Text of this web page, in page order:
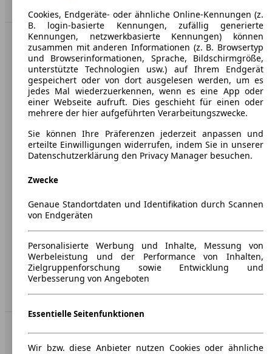
AutoScout24: Europaweit der größte Online-Automarkt.
Unternehmen
Über AutoScout24
Karriere
Datenschutz
Impressum
Erklärung zur Barrierefreiheit
Service
Händler
Cookies, Endgeräte- oder ähnliche Online-Kennungen (z.
B. login-basierte Kennungen, zufällig generierte
Kennungen, netzwerkbasierte Kennungen) können
zusammen mit anderen Informationen (z. B. Browsertyp
und Browserinformationen, Sprache, Bildschirmgröße,
unterstützte Technologien usw.) auf Ihrem Endgerät
gespeichert oder von dort ausgelesen werden, um es
jedes Mal wiederzuerkennen, wenn es eine App oder
einer Webseite aufruft. Dies geschieht für einen oder
mehrere der hier aufgeführten Verarbeitungszwecke.
Sie können Ihre Präferenzen jederzeit anpassen und
erteilte Einwilligungen widerrufen, indem Sie in unserer
Datenschutzerklärung den Privacy Manager besuchen.
Zwecke
Genaue Standortdaten und Identifikation durch Scannen
von Endgeräten
Personalisierte Werbung und Inhalte, Messung von
Werbeleistung und der Performance von Inhalten,
Zielgruppenforschung sowie Entwicklung und
Verbesserung von Angeboten
Essentielle Seitenfunktionen
Wir bzw. diese Anbieter nutzen Cookies oder ähnliche